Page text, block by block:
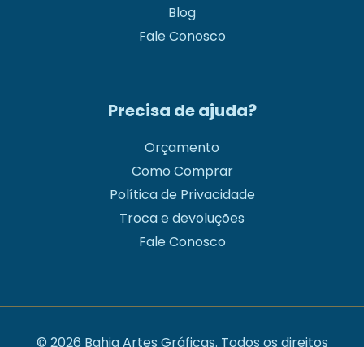
Blog
Fale Conosco
Precisa de ajuda?
Orçamento
Como Comprar
Política de Privacidade
Troca e devoluções
Fale Conosco
© 2026 Bahia Artes Gráficas. Todos os direitos